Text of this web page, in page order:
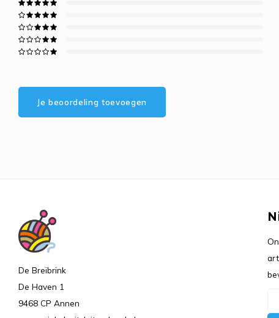
Je beoordeling toevoegen
De Breibrink
De Haven 1
9468 CP Annen